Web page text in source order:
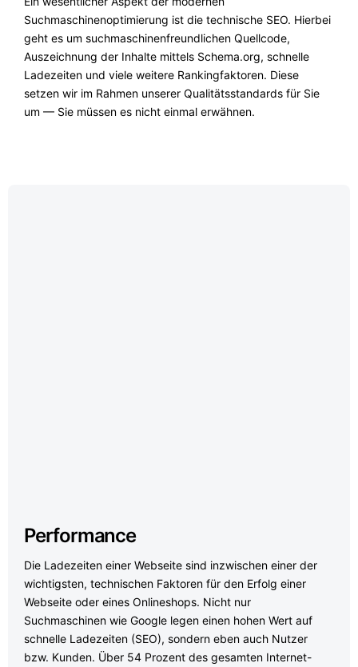
Suchmaschinenoptimierung ist die technische SEO. Hierbei
geht es um suchmaschinenfreundlichen Quellcode,
Auszeichnung der Inhalte mittels Schema.org, schnelle
Ladezeiten und viele weitere Rankingfaktoren. Diese
setzen wir im Rahmen unserer Qualitätsstandards für Sie
um — Sie müssen es nicht einmal erwähnen.
Performance
Die Ladezeiten einer Webseite sind inzwischen einer der
wichtigsten, technischen Faktoren für den Erfolg einer
Webseite oder eines Onlineshops. Nicht nur
Suchmaschinen wie Google legen einen hohen Wert auf
schnelle Ladezeiten (SEO), sondern eben auch Nutzer
bzw. Kunden. Über 54 Prozent des gesamten Internet-